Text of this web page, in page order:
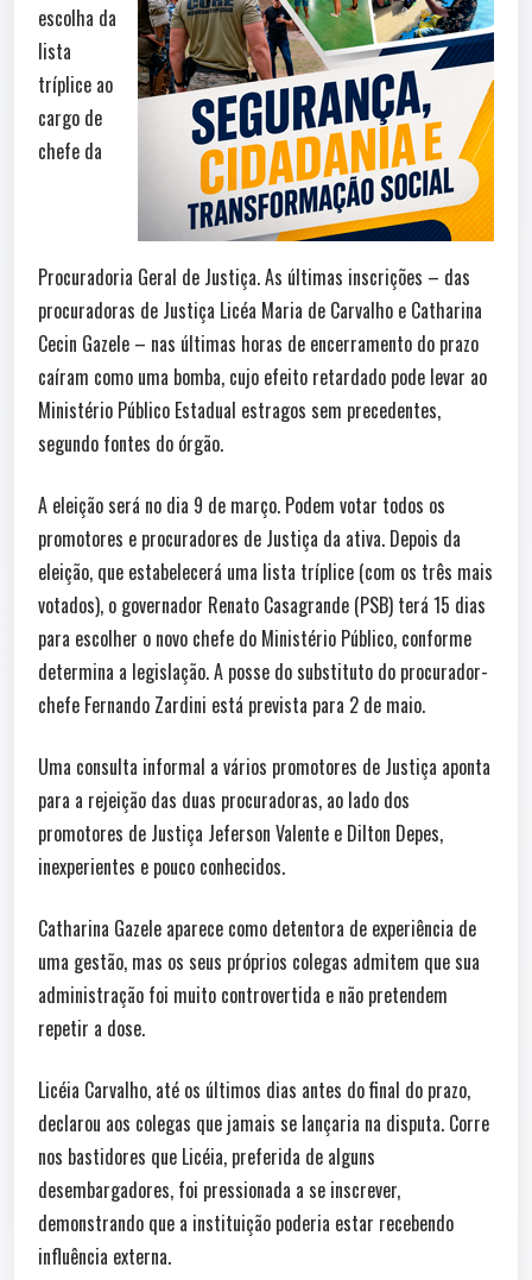
escolha da
lista
tríplice ao
cargo de
chefe da
Procuradoria Geral de Justiça. As últimas inscrições – das
procuradoras de Justiça Licéa Maria de Carvalho e Catharina
Cecin Gazele – nas últimas horas de encerramento do prazo
caíram como uma bomba, cujo efeito retardado pode levar ao
Ministério Público Estadual estragos sem precedentes,
segundo fontes do órgão.
A eleição será no dia 9 de março. Podem votar todos os
promotores e procuradores de Justiça da ativa. Depois da
eleição, que estabelecerá uma lista tríplice (com os três mais
votados), o governador Renato Casagrande (PSB) terá 15 dias
para escolher o novo chefe do Ministério Público, conforme
determina a legislação. A posse do substituto do procurador-
chefe Fernando Zardini está prevista para 2 de maio.
Uma consulta informal a vários promotores de Justiça aponta
para a rejeição das duas procuradoras, ao lado dos
promotores de Justiça Jeferson Valente e Dilton Depes,
inexperientes e pouco conhecidos.
Catharina Gazele aparece como detentora de experiência de
uma gestão, mas os seus próprios colegas admitem que sua
administração foi muito controvertida e não pretendem
repetir a dose.
Licéia Carvalho, até os últimos dias antes do final do prazo,
declarou aos colegas que jamais se lançaria na disputa. Corre
nos bastidores que Licéia, preferida de alguns
desembargadores, foi pressionada a se inscrever,
demonstrando que a instituição poderia estar recebendo
influência externa.